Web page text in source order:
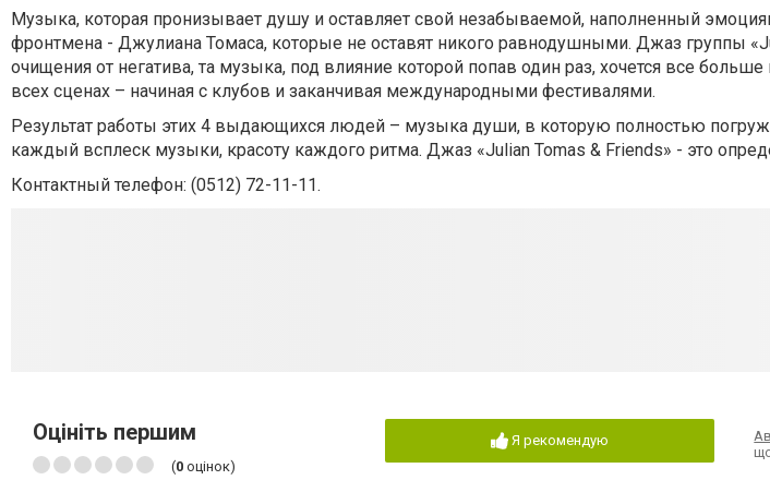
Музыка, которая пронизывает душу и оставляет свой незабываемой, наполненный
фронтмена - Джулиана Томаса, которые не оставят никого равнодушными. Джаз группы
очищения от негатива, та музыка, под влияние которой попав один раз, хочется все
всех сценах – начиная с клубов и заканчивая международными фестивалями.
Результат работы этих 4 выдающихся людей – музыка души, в которую полностью
каждый всплеск музыки, красоту каждого ритма. Джаз «Julian Tomas & Friends» - это
Контактный телефон: (0512) 72-11-11.
Оцініть першим
(0 оцінок)
Я рекомендую